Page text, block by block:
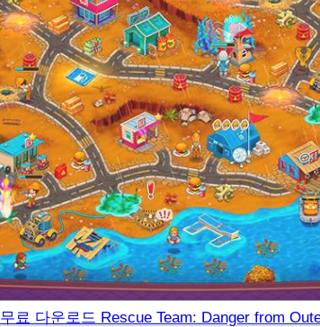
무료 다운로드 Rescue Team: Danger from